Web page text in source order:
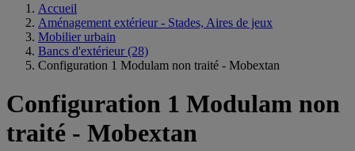
Accueil
Aménagement extérieur - Stades, Aires de jeux
Mobilier urbain
Bancs d'extérieur (28)
Configuration 1 Modulam non traité - Mobextan
Configuration 1 Modulam non
traité - Mobextan